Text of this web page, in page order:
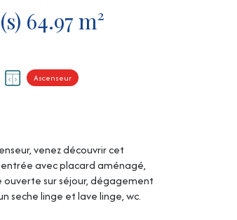
Appartement 3 pièce(s) 2 chambre(s) 64.97 m²
Ascenseur
venez découvrir cet
avec placard aménagé,
ouverte sur séjour, dégagement
seche linge et lave linge, wc.